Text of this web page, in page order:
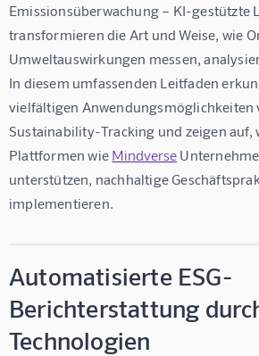
Emissionsüberwachung – KI-gestützte
transformieren die Art und Weise, wie
Umweltauswirkungen messen,
In diesem umfassenden Leitfaden
vielfältigen Anwendungsmöglichkeiten
Sustainability-Tracking und zeigen auf,
Plattformen wie Mindverse
unterstützen, nachhaltige
implementieren.
Automatisierte ESG-
Berichterstattung
Technologien